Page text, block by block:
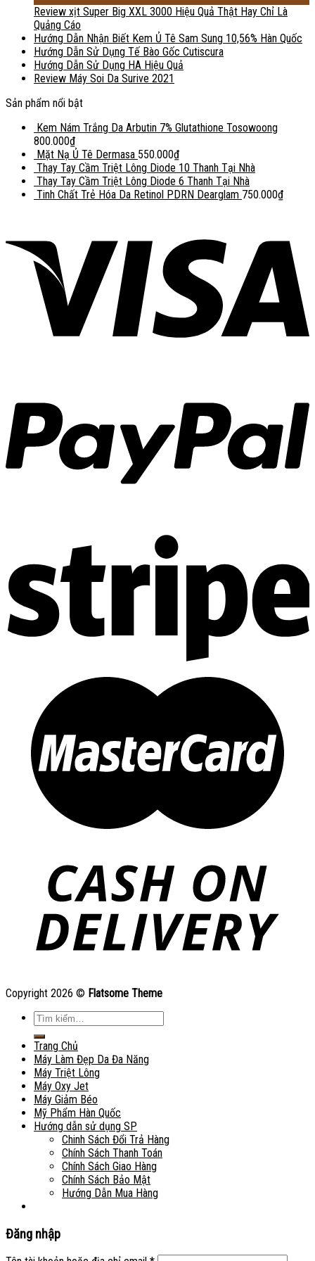
Review xịt Super Big XXL 3000 Hiệu Quả Thật Hay Chỉ Là
Quảng Cáo
Hướng Dẫn Nhận Biết Kem Ủ Tê Sam Sung 10,56% Hàn Quốc
Hướng Dẫn Sử Dụng Tế Bào Gốc Cutiscura
Hướng Dẫn Sử Dụng HA Hiệu Quả
Review Máy Soi Da Surive 2021
Sản phẩm nổi bật
Kem Nám Trắng Da Arbutin 7% Glutathione Tosowoong
800.000₫
Mặt Nạ Ủ Tê Dermasa 550.000₫
Thay Tay Cầm Triệt Lông Diode 10 Thanh Tại Nhà
Thay Tay Cầm Triệt Lông Diode 6 Thanh Tại Nhà
Tinh Chất Trẻ Hóa Da Retinol PDRN Dearglam 750.000₫
Copyright 2026 © Flatsome Theme
Tìm
kiếm:
Trang Chủ
Máy Làm Đẹp Da Đa Năng
Máy Triệt Lông
Máy Oxy Jet
Máy Giảm Béo
Mỹ Phẩm Hàn Quốc
Hướng dẫn sử dụng SP
Chinh Sách Đổi Trả Hàng
Chính Sách Thanh Toán
Chính Sách Giao Hàng
Chính Sách Bảo Mật
Hướng Dẫn Mua Hàng
Đăng nhập